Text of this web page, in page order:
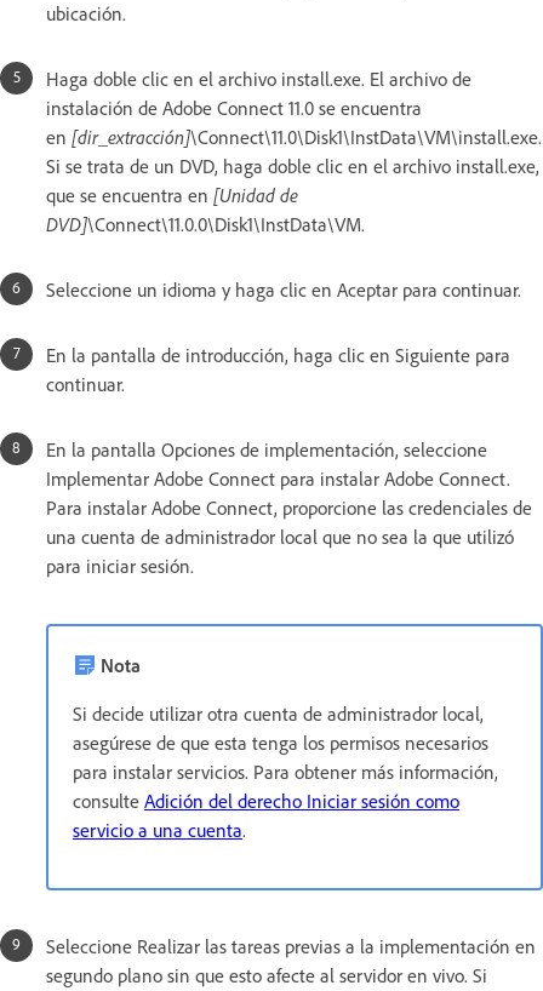
ubicación.
Haga doble clic en el archivo install.exe. El archivo de
instalación de Adobe Connect 11.0 se encuentra
en [dir_extracción]\Connect\11.0\Disk1\InstData\VM\install.exe.
Si se trata de un DVD, haga doble clic en el archivo install.exe,
que se encuentra en [Unidad de
DVD]\Connect\11.0.0\Disk1\InstData\VM.
Seleccione un idioma y haga clic en Aceptar para continuar.
En la pantalla de introducción, haga clic en Siguiente para
continuar.
En la pantalla Opciones de implementación, seleccione
Implementar Adobe Connect para instalar Adobe Connect.
Para instalar Adobe Connect, proporcione las credenciales de
una cuenta de administrador local que no sea la que utilizó
para iniciar sesión.
Nota
Si decide utilizar otra cuenta de administrador local,
asegúrese de que esta tenga los permisos necesarios
para instalar servicios. Para obtener más información,
consulte Adición del derecho Iniciar sesión como
servicio a una cuenta.
Seleccione Realizar las tareas previas a la implementación en
segundo plano sin que esto afecte al servidor en vivo. Si